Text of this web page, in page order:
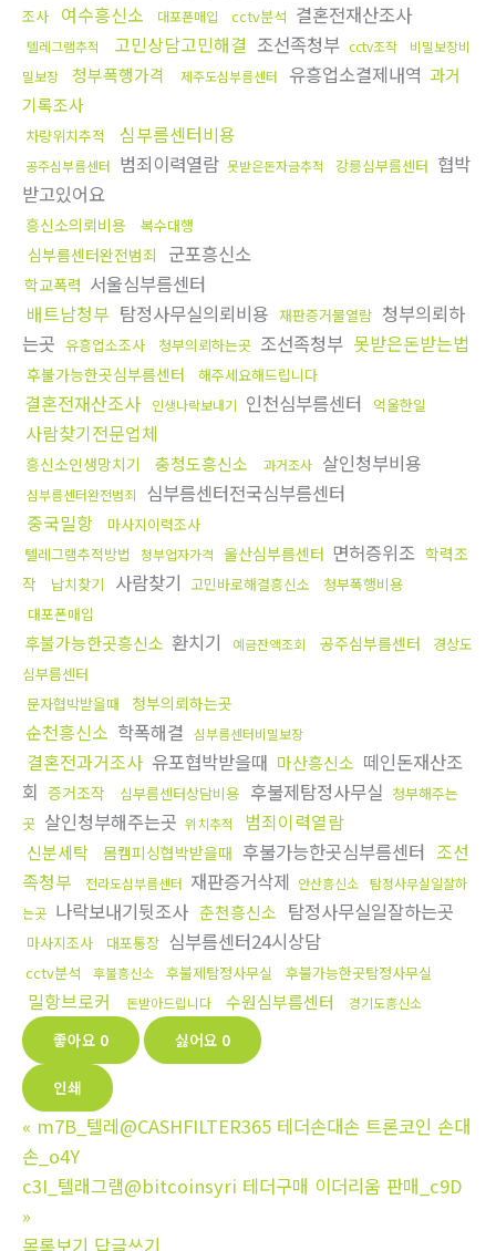
조사
여수흥신소 대포폰매입 cctv분석 결혼전재산조사
텔레그램추적 고민상담고민해결 조선족청부 cctv조작
비밀보장비
밀보장
청부폭행가격 제주도심부름센터 유흥업소결제내역 과거
기록조사
차량위치추적 심부름센터비용
공주심부름센터 범죄이력열람 못받은돈자금추적 강릉심부름센터 협박
받고있어요
흥신소의뢰비용 복수대행
심부름센터완전범죄 군포흥신소
학교폭력 서울심부름센터
배트남청부 탐정사무실의뢰비용 재판증거물열람 청부의뢰하
는곳 유흥업소조사 청부의뢰하는곳 조선족청부 못받은돈받는법
후불가능한곳심부름센터 해주세요해드립니다
결혼전재산조사 인생나락보내기 인천심부름센터 억울한일
사람찾기전문업체
흥신소인생망치기 충청도흥신소 과거조사 살인청부비용
심부름센터완전범죄
심부름센터전국심부름센터
중국밀항
마사지이력조사
텔레그램추적방법
청부업자가격 울산심부름센터 면허증위조 학력조
작
납치찾기 사람찾기 고민바로해결흥신소
청부폭행비용
대포폰매입
후불가능한곳흥신소 환치기 예금잔액조회 공주심부름센터
경상도
심부름센터
문자협박받을때
청부의뢰하는곳
순천흥신소 학폭해결 심부름센터비밀보장
결혼전과거조사 유포협박받을때 마산흥신소 떼인돈재산조
회 증거조작 심부름센터상담비용 후불제탐정사무실 청부해주는
곳 살인청부해주는곳 위치추적 범죄이력열람
신분세탁 몸캠피싱협박받을때 후불가능한곳심부름센터 조선
족청부
전라도심부름센터 재판증거삭제 안산흥신소 탐정사무실일잘하
는곳 나락보내기뒷조사 춘천흥신소 탐정사무실일잘하는곳
마사지조사 대포통장 심부름센터24시상담
cctv분석 후불흥신소 후불제탐정사무실 후불가능한곳탐정사무실
밀항브로커 돈받아드립니다 수원심부름센터 경기도흥신소
좋아요 0 싫어요 0
인쇄
« m7B_텔레@CASHFILTER365 테더손대손 트론코인 손대
손_o4Y
c3I_텔래그램@bitcoinsyri 테더구매 이더리움 판매_c9D
»